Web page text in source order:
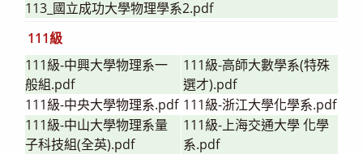
113_國立成功大學物理學系2.pdf
111級
111級-中興大學物理系一
般組.pdf
111級-高師大數學系(特殊
選才).pdf
111級-中央大學物理系.pdf 111級-浙江大學化學系.pdf
111級-中山大學物理系量
子科技組(全英).pdf
111級-上海交通大學 化學
系.pdf